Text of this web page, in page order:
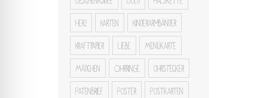
Herz Karten Kinderarmbänder
Kraftpapier Liebe Menükarte
Mädchen Ohrringe ohrstecker
Patenbrief Poster Postkarten